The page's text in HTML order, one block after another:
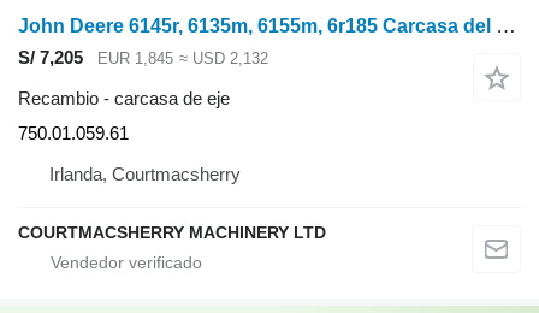
John Deere 6145r, 6135m, 6155m, 6r185 Carcasa del eje delantero L220124, 750.01.07 750.01.059.61 carcasa de eje para tractor de ruedas
S/ 7,205 EUR 1,845 ≈ USD 2,132
Recambio - carcasa de eje
750.01.059.61
Irlanda, Courtmacsherry
COURTMACSHERRY MACHINERY LTD